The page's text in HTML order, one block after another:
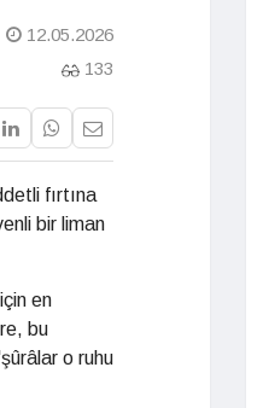
12.05.2026
133
fırtına
bir liman
en
bu
o ruhu